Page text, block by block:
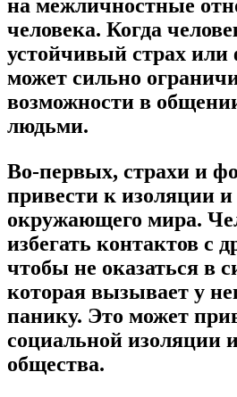
на межличностные
человека. Когда
устойчивый страх или
может сильно
возможности в
людьми.
Во-первых, страхи и
привести к изоляции
окружающего мира.
избегать контактов с
чтобы не оказаться в
которая вызывает у
панику. Это может
социальной изоляции
общества.